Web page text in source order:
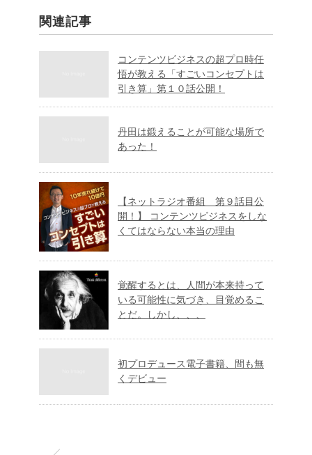
関連記事
コンテンツビジネスの超プロ時任
悟が教える「すごいコンセプトは
引き算」第１０話公開！
丹田は鍛えることが可能な場所で
あった！
【ネットラジオ番組 第９話目公
開！】 コンテンツビジネスをしな
くてはならない本当の理由
覚醒するとは、人間が本来持って
いる可能性に気づき、目覚めるこ
とだ。しかし、、、
初プロデュース電子書籍、間も無
くデビュー